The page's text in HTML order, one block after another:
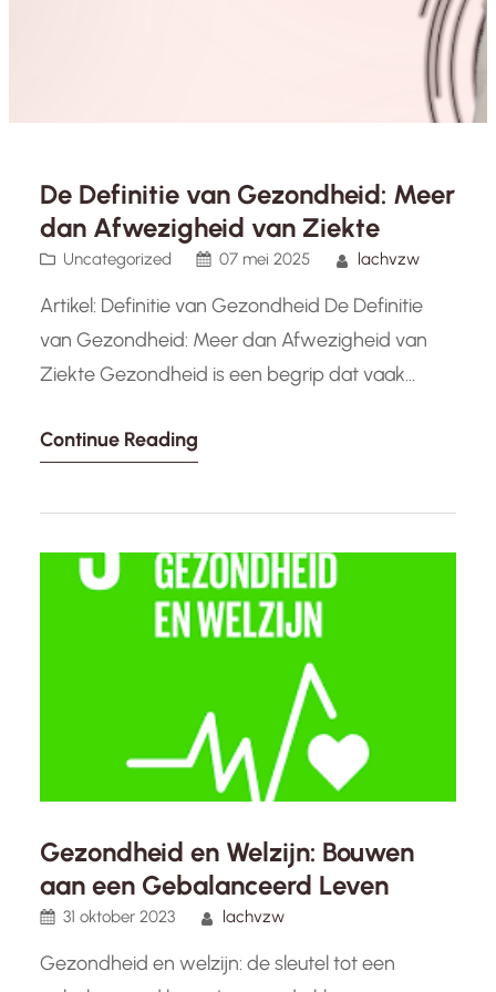
De Definitie van Gezondheid: Meer
dan Afwezigheid van Ziekte
Uncategorized 07 mei 2025 lachvzw
Artikel: Definitie van Gezondheid De Definitie
van Gezondheid: Meer dan Afwezigheid van
Ziekte Gezondheid is een begrip dat vaak
ziekte of aandoeningen. Echter, de definitie van
fysieke, maar ook mentale en sociale aspecten
Wereldgezondheidsorganisatie (WHO) is
Continue Reading
Gezondheid en Welzijn: Bouwen
aan een Gebalanceerd Leven
31 oktober 2023 lachvzw
Gezondheid en welzijn: de sleutel tot een